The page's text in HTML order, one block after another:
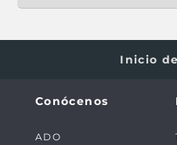
Inicio
Conócenos
ADO